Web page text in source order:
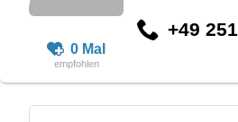
0 Mal
+49